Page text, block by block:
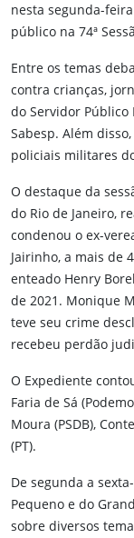
nesta segunda-
público na 74ª
Entre os temas
contra crianças,
do Servidor Público
Sabesp. Além
policiais militares
O destaque da
do Rio de Janeiro,
condenou o ex-
Jairinho, a mais de
enteado Henry
de 2021. Monique
teve seu crime
recebeu perdão
O Expediente
Faria de Sá
Moura (PSDB),
(PT).
De segunda a
Pequeno e do
sobre diversos